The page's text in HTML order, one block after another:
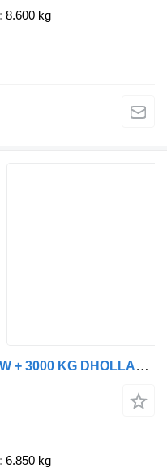
8.600 kg
Van Hool 3B2014 3 AXLE - BPW + 3000 KG DHOLLANDIA LIFT
6.850 kg